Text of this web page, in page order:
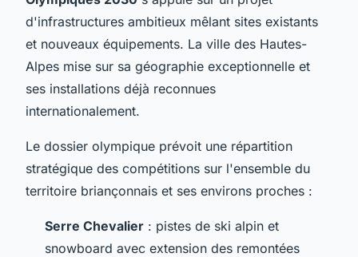
d'infrastructures ambitieux mêlant sites existants
et nouveaux équipements. La ville des Hautes-
Alpes mise sur sa géographie exceptionnelle et
ses installations déjà reconnues
internationalement.
Le dossier olympique prévoit une répartition
stratégique des compétitions sur l'ensemble du
territoire briançonnais et ses environs proches :
Serre Chevalier : pistes de ski alpin et
snowboard avec extension des remontées